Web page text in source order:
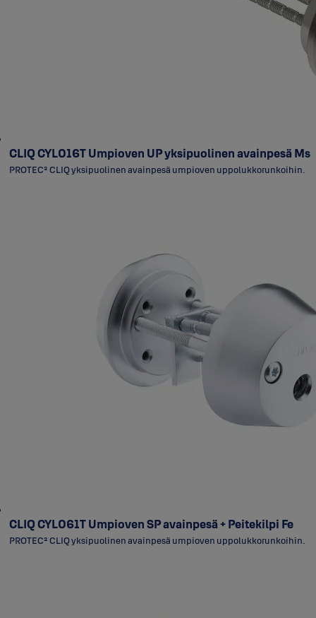
CLIQ CYL016T Umpioven UP yksipuolinen avainpesä Ms
PROTEC² CLIQ yksipuolinen avainpesä umpioven uppolukkorunkoihin.
CLIQ CYL061T Umpioven SP avainpesä + Peitekilpi Fe
PROTEC² CLIQ yksipuolinen avainpesä umpioven uppolukkorunkoihin.